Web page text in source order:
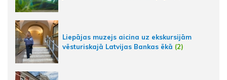
Liepājas muzejs aicina uz ekskursijām
vēsturiskajā Latvijas Bankas ēkā (2)